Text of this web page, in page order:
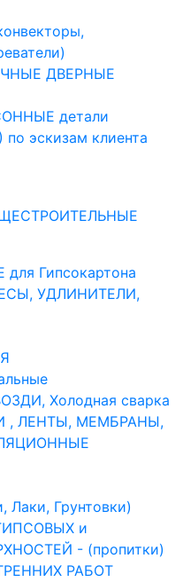
ДВЕРНЫЕ
детали
эскизам клиента
Гипсокартона
УДЛИНИТЕЛИ,
Холодная сварка
, ЛЕНТЫ, МЕМБРАНЫ,
Грунтовки)
и
- (пропитки)
РАБОТ